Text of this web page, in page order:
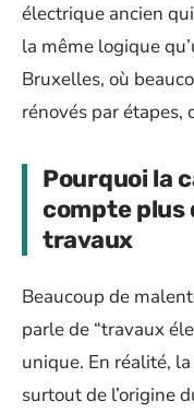
électrique ancien
la même logique
Bruxelles, où
rénovés par
Pourquoi la
compte plus
travaux
Beaucoup de
parle de “travaux
unique. En réalité,
surtout de l’origine